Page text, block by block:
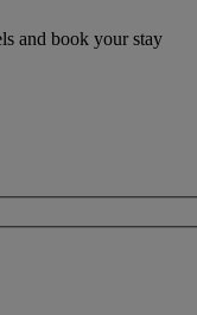
and book your stay